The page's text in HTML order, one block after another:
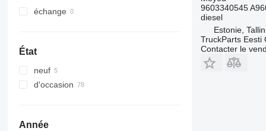
échange
État
neuf
d'occasion
Année
9603340545
diesel
Estonie,
TruckParts Eesti
Contacter le